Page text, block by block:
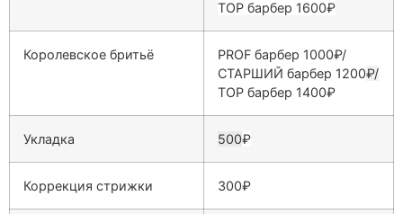
ТОP барбер 1600₽
Королевское бритьё
PROF барбер 1000₽/
СТАРШИЙ барбер 1200₽/
ТОP барбер 1400₽
Укладка 500₽
Коррекция стрижки 300₽